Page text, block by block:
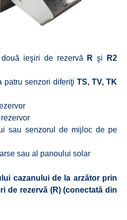
ieşiri de rezervă R şi
R2
patru senzori diferiţi TS, TV, TK
sau senzorul de mijloc de pe
sau al panoului solar
cazanului de la arzător prin
de rezervă (R) (conectată din